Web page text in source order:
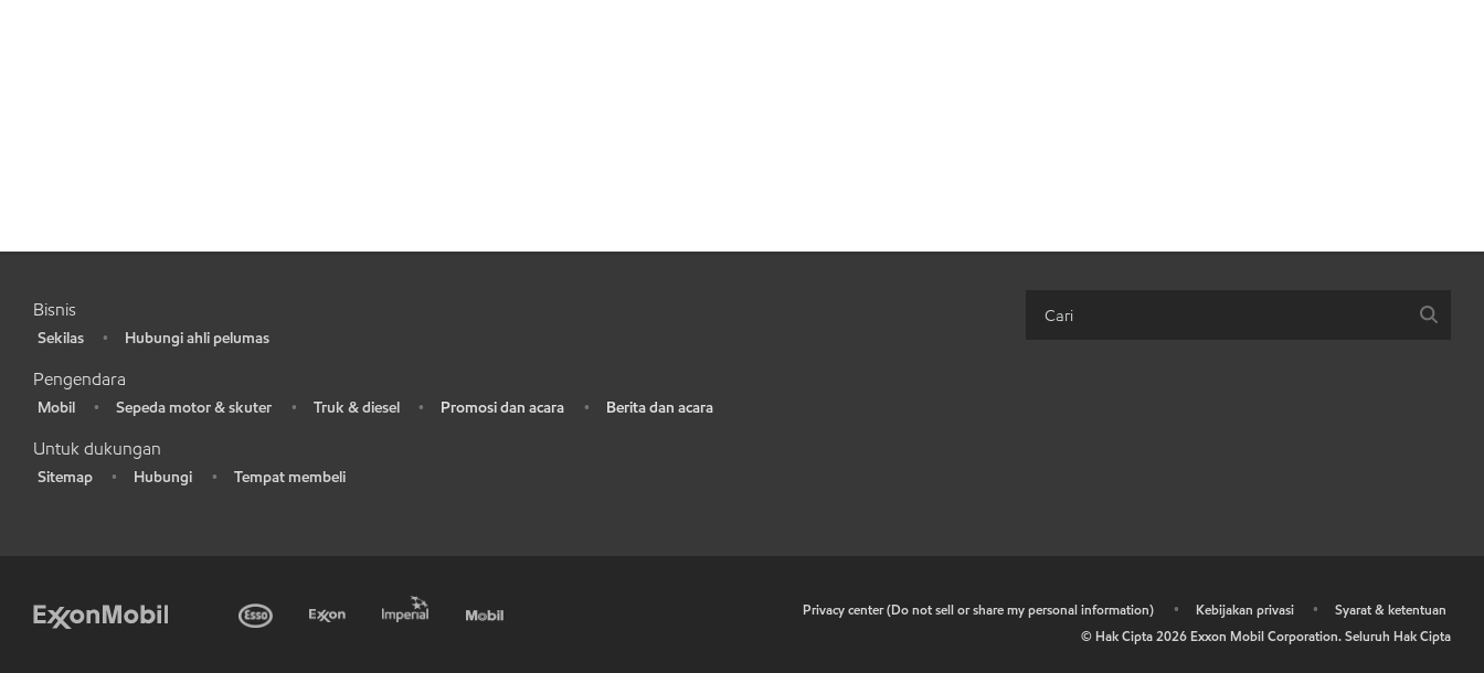
Bisnis
Sekilas • Hubungi ahli pelumas
Pengendara
Mobil • Sepeda motor & skuter • Truk & diesel • Promosi dan acara • Berita dan acara
Untuk dukungan
Sitemap • Hubungi • Tempat membeli
Privacy center (Do not sell or share my personal information) • Kebijakan privasi •
Syarat & ketentuan
© Hak Cipta2026 Exxon Mobil Corporation. Seluruh Hak Cipta